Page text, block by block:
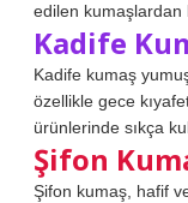
edilen kumaşlardan
Kadife
Kadife kumaş
özellikle gece
ürünlerinde sıkça
Şifon
Şifon kumaş, hafif